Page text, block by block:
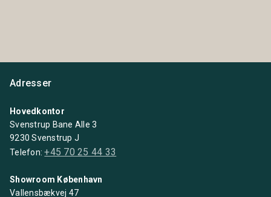
Adresser
Hovedkontor
Svenstrup Bane Alle 3
9230 Svenstrup J
Telefon:+45 70 25 44 33
Showroom København
Vallensbækvej 47